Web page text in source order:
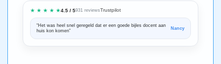
★ ★ ★ ★ ★4.5 / 5931 reviewsTrustpilot
“Het was heel snel geregeld dat er een goede bijles docent aan
huis kon komen”
Nancy